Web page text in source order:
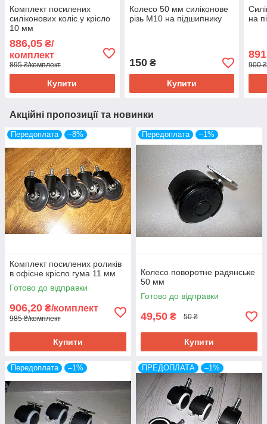
Комплект посилених
силіконових коліс у крісло
10 мм
886,05 ₴/
комплект
895 ₴/комплект
Купити
Колесо 50 мм силіконове
різь М10 на підшипнику
150₴
Купити
на
891
900
Акційні пропозиції та новинки
Передоплата –8%
Комплект посилених роликів
в офісне крісло гума 11 мм
Готово до відправки
906,20 ₴/комплект
985 ₴/комплект
Купити
Передоплата –1%
Колесо поворотне радянське
50 мм
Готово до відправки
49,50 ₴ 50 ₴
Купити
Передоплата –1% ПРЕДОПЛАТА –1%